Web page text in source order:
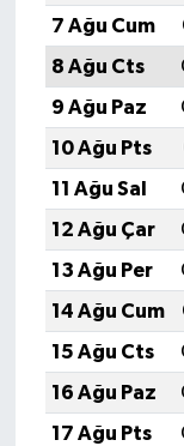
7 Ağu Cum
8 Ağu Cts
9 Ağu Paz
10 Ağu Pts
11 Ağu Sal
12 Ağu Çar
13 Ağu Per
14 Ağu Cum
15 Ağu Cts
16 Ağu Paz
17 Ağu Pts